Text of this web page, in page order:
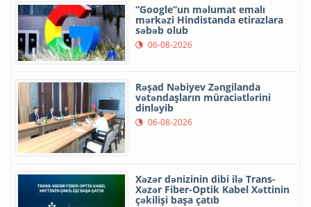
“Google”un məlumat emalı
mərkəzi Hindistanda etirazlara
səbəb olub
06-08-2026
Rəşad Nəbiyev Zəngilanda
vətəndaşların müraciətlərini
dinləyib
06-08-2026
Xəzər dənizinin dibi ilə Trans-
Xəzər Fiber-Optik Kabel Xəttinin
çəkilişi başa çatıb